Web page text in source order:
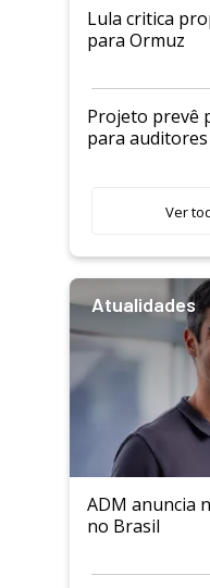
Lula critica
para Ormuz
Projeto prevê
para
Ver
Atualidades
ADM anuncia
no Brasil